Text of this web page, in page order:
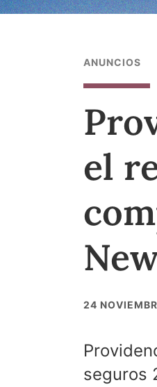
ANUNCIOS
el
24
seguros